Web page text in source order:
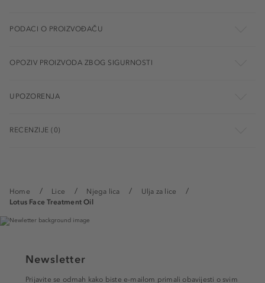
Home Lice Njega lica
Ulja za lice
Lotus Face Treatment Oil
PODACI O PROIZVOĐAČU
OPOZIV PROIZVODA ZBOG SIGURNOSTI
UPOZORENJA
RECENZIJE (0)
Newsletter
Prijavite se odmah kako biste e-mailom primali obavijesti o svim